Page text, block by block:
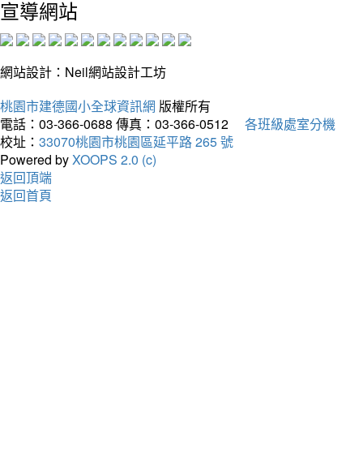
宣導網站
網站設計：Neil網站設計工坊
桃園市建德國小全球資訊網 版權所有
電話：03-366-0688 傳真：03-366-0512
各班級處室分機
校址： 33070桃園市桃園區延平路 265 號
Powered byXOOPS 2.0 (c)
返回頂端
返回首頁